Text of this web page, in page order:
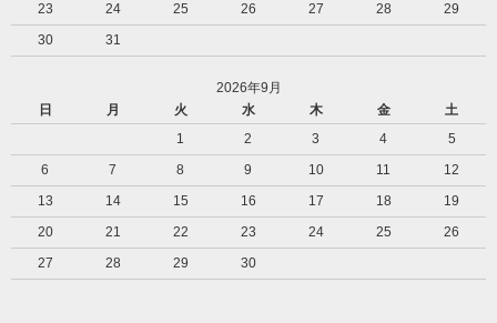
23
24 25 26 27 28
29
30
31
2026年9月
日
月 火 水 木 金
土
1
2 3 4
5
6
7 8 9 10 11
12
13
14 15 16 17 18
19
20
21 22 23 24 25
26
27
28 29 30